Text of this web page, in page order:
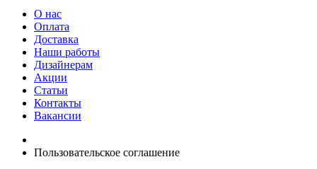
О нас
Оплата
Доставка
Наши работы
Дизайнерам
Акции
Статьи
Контакты
Вакансии
Пользовательское соглашение